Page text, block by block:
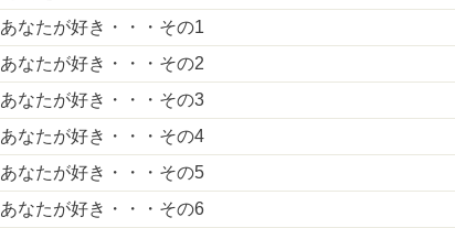
あなたが好き・・・その1
あなたが好き・・・その2
あなたが好き・・・その3
あなたが好き・・・その4
あなたが好き・・・その5
あなたが好き・・・その6